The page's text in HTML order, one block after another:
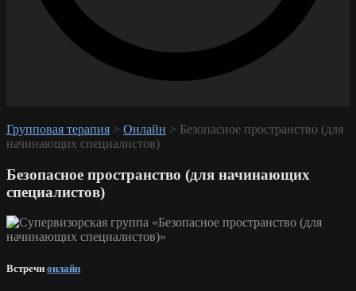
Групповая терапия > Онлайн > Безопасное пространство (для
начинающих специалистов)
Безопасное пространство (для начинающих
специалистов)
Встречи онлайн